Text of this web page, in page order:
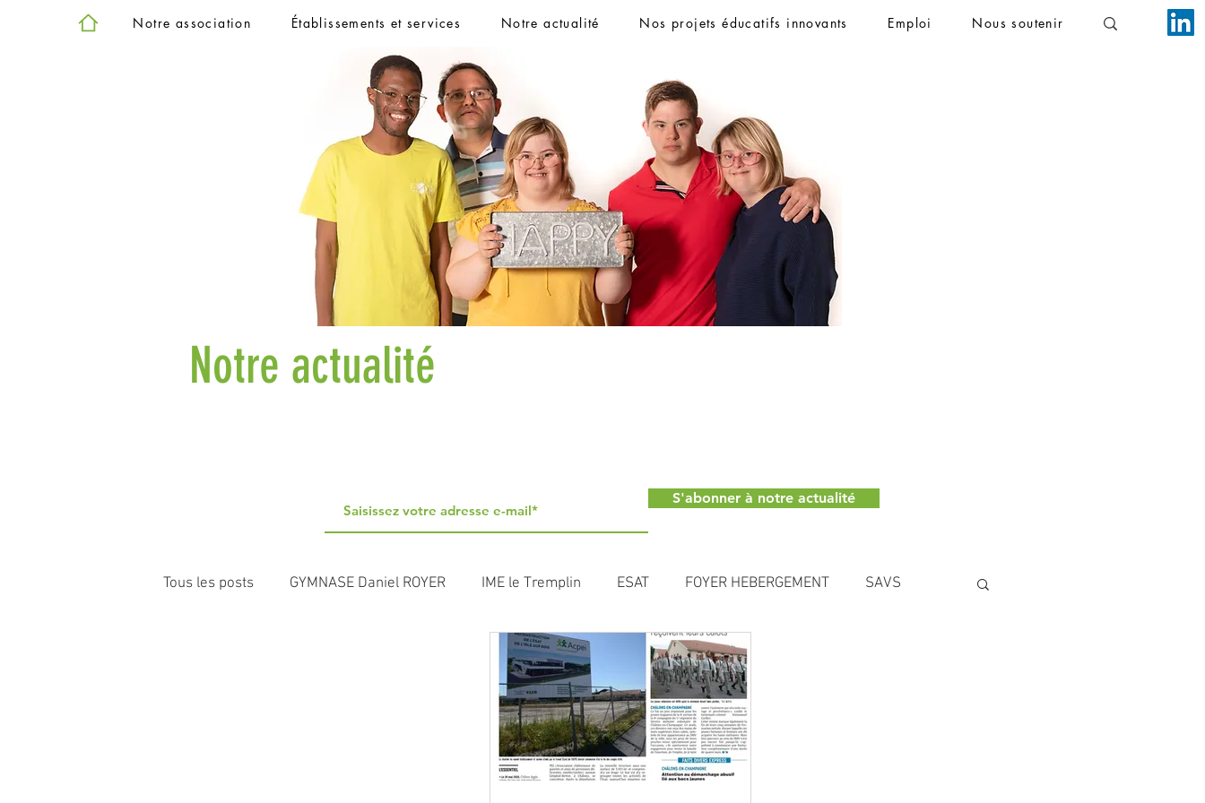
Notre association Établissements et services Notre actualité Nos projets éducatifs innovants Emploi Nous soutenir
Notre actualité
S'abonner à notre actualité
Tous les posts GYMNASE Daniel ROYER IME le Tremplin ESAT FOYER HEBERGEMENT SAVS
FAM PHV MEYER Acpei INFORMATIONS
DISPOSITIF HABITAT SESSAD UEMA